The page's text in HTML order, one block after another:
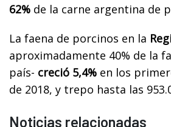
62% de la carne argentina de
La faena de porcinos en la
aproximadamente 40% de la
país- creció 5,4% en los
de 2018, y trepo hasta las
Noticias relacionadas